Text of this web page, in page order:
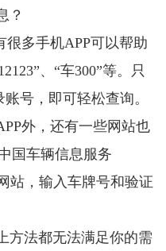
？
很多手机APP可以帮助
、“车300”等。只
号，即可轻松查询。
外，还有一些网站也
国车辆信息服务
站，输入车牌号和验证
方法都无法满足你的需